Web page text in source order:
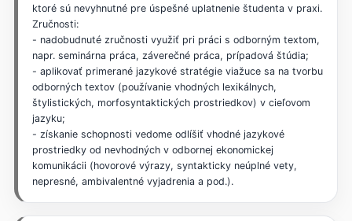
ktoré sú nevyhnutné pre úspešné uplatnenie študenta v praxi.
Zručnosti:
- nadobudnuté zručnosti využiť pri práci s odborným textom,
napr. seminárna práca, záverečné práca, prípadová štúdia;
- aplikovať primerané jazykové stratégie viažuce sa na tvorbu
odborných textov (používanie vhodných lexikálnych,
štylistických, morfosyntaktických prostriedkov) v cieľovom
jazyku;
- získanie schopnosti vedome odlíšiť vhodné jazykové
prostriedky od nevhodných v odbornej ekonomickej
komunikácii (hovorové výrazy, syntakticky neúplné vety,
nepresné, ambivalentné vyjadrenia a pod.).